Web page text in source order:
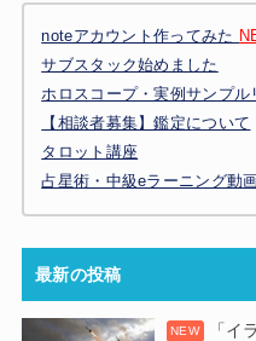
noteアカウント作ってみた
サブスタック始めました
ホロスコープ・実例サンプ
【相談者募集】鑑定について
タロット講座
占星術・中級eラーニング動
最新の投稿
「イ